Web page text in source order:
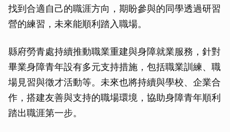
找到合適自己的職涯方向，期盼參與的同學透過研習
營的練習，未來能順利踏入職場。
縣府勞青處持續推動職業重建與身障就業服務，針對
畢業身障青年設有多元支持措施，包括職業訓練、職
場見習與徵才活動等。未來也將持續與學校、企業合
作，搭建友善與支持的職場環境，協助身障青年順利
踏出職涯第一步。